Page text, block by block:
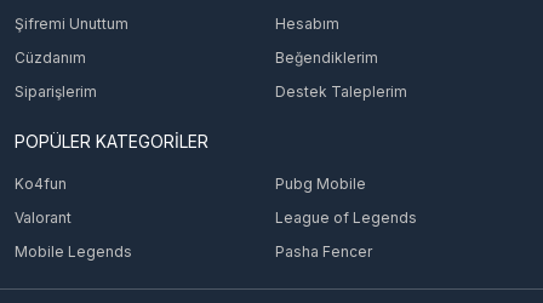
Şifremi Unuttum
Hesabım
Cüzdanım
Beğendiklerim
Siparişlerim
Destek Taleplerim
POPÜLER KATEGORİLER
Ko4fun
Pubg Mobile
Valorant
League of Legends
Mobile Legends
Pasha Fencer